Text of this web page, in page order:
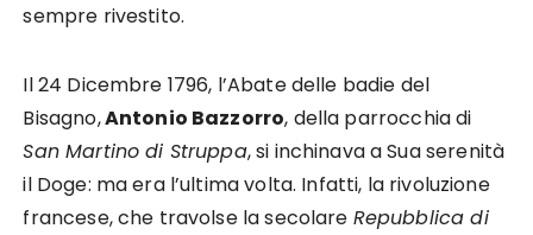
sempre rivestito.
Il 24 Dicembre 1796, l’Abate delle badie del
Bisagno,An­tonio Bazzorro, della parrocchia di
San Martino di Struppa, si inchinava a Sua serenità
il Doge: ma era l’ultima volta. Infatti, la rivoluzione
francese, che travolse la secolare Repubblica di